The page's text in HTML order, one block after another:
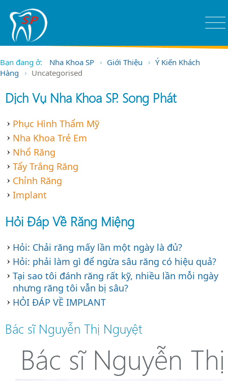
Bạn đang ở: Nha Khoa SP Giới Thiệu
Ý Kiến Khách
Hàng
Uncategorised
Dịch Vụ Nha Khoa SP. Song Phát
Phục Hình Thẩm Mỹ
Nha Khoa Trẻ Em
Nhổ Răng
Tẩy Trắng Răng
Chỉnh Răng
Implant
Hỏi Đáp Về Răng Miệng
Hỏi: Chải răng mấy lần một ngày là đủ?
Hỏi: phải làm gì để ngừa sâu răng có hiệu quả?
Tại sao tôi đánh răng rất kỹ, nhiều lần mỗi ngày
nhưng răng tôi vẫn bị sâu?
HỎI ĐÁP VỀ IMPLANT
Bác sĩ Nguyễn Thị Nguyệt
Bác sĩ Nguyễn